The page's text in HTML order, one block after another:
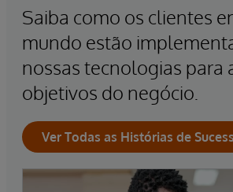
Saiba como os clientes
mundo estão
nossas tecnologias para
objetivos do negócio.
Ver Todas as Histórias de